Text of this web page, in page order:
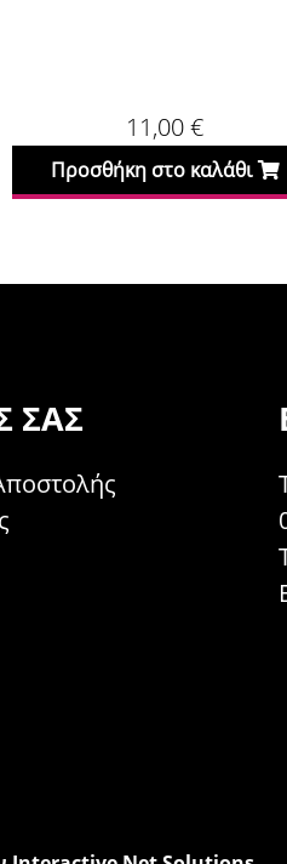
11,00€
Προσθήκη στο καλάθι
ΣΑΣ